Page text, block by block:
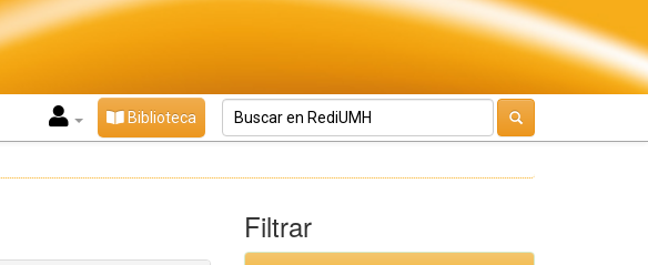
Biblioteca
Filtrar